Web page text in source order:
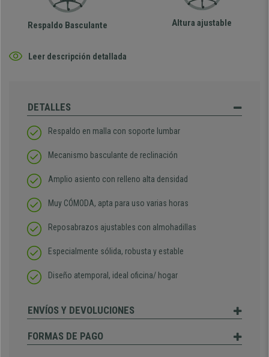
Respaldo Basculante Altura ajustable
Leer descripción detallada
DETALLES
Respaldo en malla con soporte lumbar
Mecanismo basculante de reclinación
Amplio asiento con relleno alta densidad
Muy CÓMODA, apta para uso varias horas
Reposabrazos ajustables con almohadillas
Especialmente sólida, robusta y estable
Diseño atemporal, ideal oficina/ hogar
ENVÍOS Y DEVOLUCIONES
FORMAS DE PAGO